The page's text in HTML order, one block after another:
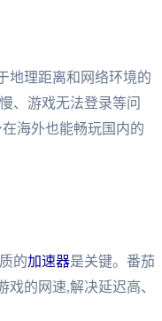
地理距离和网络环境的
、游戏无法登录等问
海外也能畅玩国内的
的加速器是关键。番茄
的网速,解决延迟高、